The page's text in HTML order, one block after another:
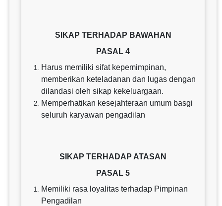
SIKAP TERHADAP BAWAHAN
PASAL 4
Harus memiliki sifat kepemimpinan,
memberikan keteladanan dan lugas dengan
dilandasi oleh sikap kekeluargaan.
Memperhatikan kesejahteraan umum basgi
seluruh karyawan pengadilan
SIKAP TERHADAP ATASAN
PASAL 5
Memiliki rasa loyalitas terhadap Pimpinan
Pengadilan